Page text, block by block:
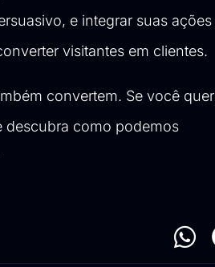
e integrar suas ações
visitantes em clientes.
convertem. Se você quer
descubra como podemos